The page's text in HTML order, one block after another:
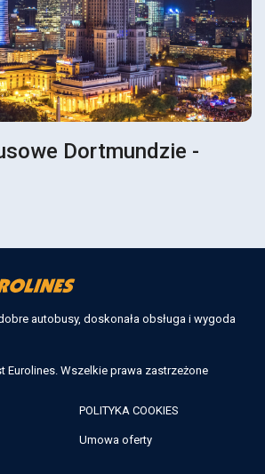
Dortmundzie -
autobusy, doskonała obsługa i wygoda
Eurolines. Wszelkie prawa zastrzeżone
POLITYKA COOKIES
Umowa oferty